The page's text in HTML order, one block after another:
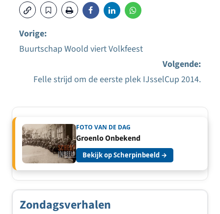
Bericht
navigatie
Vorige:
Buurtschap Woold viert Volkfeest
Volgende:
Felle strijd om de eerste plek IJsselCup 2014.
FOTO VAN DE DAG
Groenlo Onbekend
Bekijk op Scherpinbeeld →
Zondagsverhalen